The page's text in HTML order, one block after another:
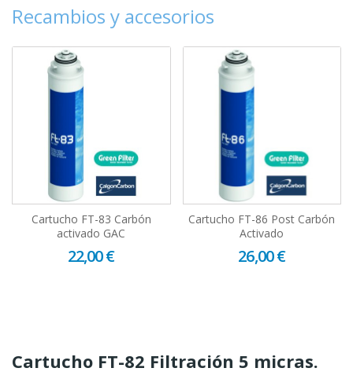
Recambios y accesorios
Cartucho FT-83 Carbón
activado GAC
22,00 €
Cartucho FT-86 Post Carbón
Activado
26,00 €
Cartucho FT-82 Filtración 5 micras.